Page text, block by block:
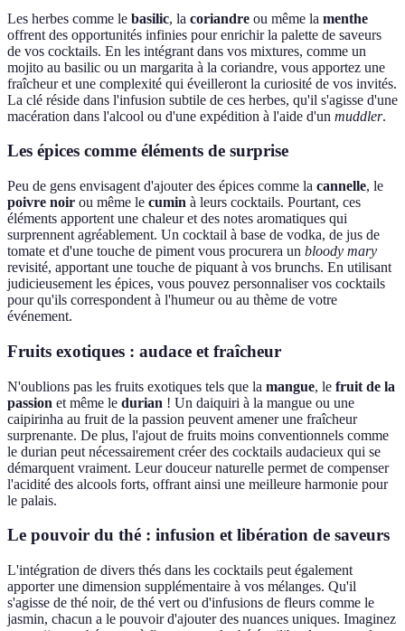
Les herbes comme le basilic, la coriandre ou même la menthe
offrent des opportunités infinies pour enrichir la palette de saveurs
de vos cocktails. En les intégrant dans vos mixtures, comme un
mojito au basilic ou un margarita à la coriandre, vous apportez une
fraîcheur et une complexité qui éveilleront la curiosité de vos invités.
La clé réside dans l'infusion subtile de ces herbes, qu'il s'agisse d'une
macération dans l'alcool ou d'une expédition à l'aide d'un muddler.
Les épices comme éléments de surprise
Peu de gens envisagent d'ajouter des épices comme la cannelle, le
poivre noir ou même le cumin à leurs cocktails. Pourtant, ces
éléments apportent une chaleur et des notes aromatiques qui
surprennent agréablement. Un cocktail à base de vodka, de jus de
tomate et d'une touche de piment vous procurera un bloody mary
revisité, apportant une touche de piquant à vos brunchs. En utilisant
judicieusement les épices, vous pouvez personnaliser vos cocktails
pour qu'ils correspondent à l'humeur ou au thème de votre
événement.
Fruits exotiques : audace et fraîcheur
N'oublions pas les fruits exotiques tels que la mangue, le fruit de la
passion et même le durian ! Un daiquiri à la mangue ou une
caipirinha au fruit de la passion peuvent amener une fraîcheur
surprenante. De plus, l'ajout de fruits moins conventionnels comme
le durian peut nécessairement créer des cocktails audacieux qui se
démarquent vraiment. Leur douceur naturelle permet de compenser
l'acidité des alcools forts, offrant ainsi une meilleure harmonie pour
le palais.
Le pouvoir du thé : infusion et libération de saveurs
L'intégration de divers thés dans les cocktails peut également
apporter une dimension supplémentaire à vos mélanges. Qu'il
s'agisse de thé noir, de thé vert ou d'infusions de fleurs comme le
jasmin, chacun a le pouvoir d'ajouter des nuances uniques. Imaginez